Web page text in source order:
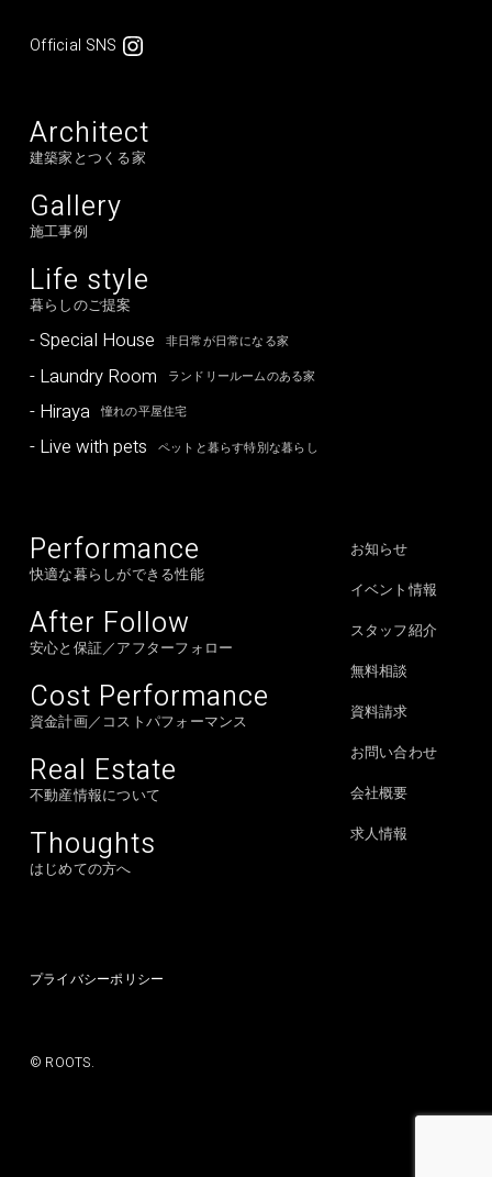
Official SNS
Architect
建築家とつくる家
Gallery
施工事例
Life style
暮らしのご提案
- Special House 非日常が日常になる家
- Laundry Room ランドリールームのある家
- Hiraya 憧れの平屋住宅
- Live with pets ペットと暮らす特別な暮らし
Performance
快適な暮らしができる性能
After Follow
安心と保証／アフターフォロー
Cost Performance
資金計画／コストパフォーマンス
Real Estate
不動産情報について
Thoughts
はじめての方へ
お知らせ
イベント情報
スタッフ紹介
無料相談
資料請求
お問い合わせ
会社概要
求人情報
プライバシーポリシー
© ROOTS.